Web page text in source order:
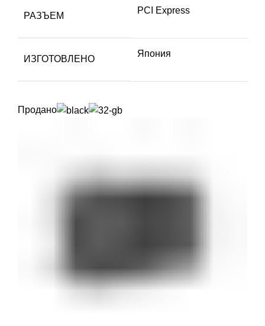
РАЗЪЕМ
PCI Express
ИЗГОТОВЛЕНО
Япония
Продано